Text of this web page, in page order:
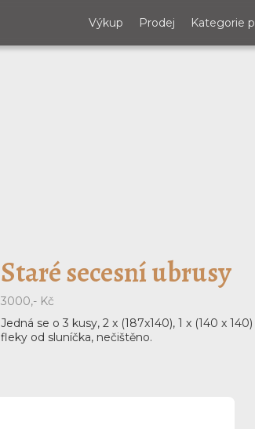
Výkup Prodej Kategorie
Staré secesní ubrusy
3000,- Kč
Jedná se o 3 kusy, 2 x (187x140), 1 x (140 x
fleky od sluníčka, nečištěno.